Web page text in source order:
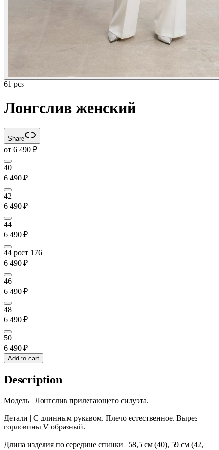
61 pcs
Лонгслив женский
Share
от 6 490 ₽
40
6 490 ₽
42
6 490 ₽
44
6 490 ₽
44 рост 176
6 490 ₽
46
6 490 ₽
48
6 490 ₽
50
6 490 ₽
Add to cart
Description
Модель | Лонгслив прилегающего силуэта.
Детали | С длинным рукавом. Плечо естественное. Вырез
горловины V-образный.
Длина изделия по середине спинки | 58,5 см (40), 59 см (42,